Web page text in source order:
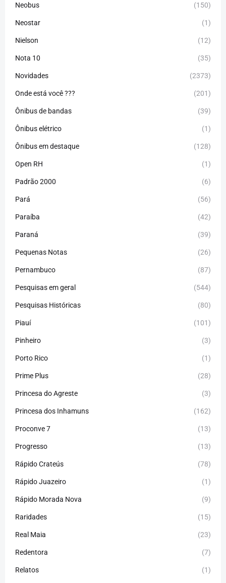
Neobus (150)
Neostar (1)
Nielson (12)
Nota 10 (35)
Novidades (2373)
Onde está você ??? (201)
Ônibus de bandas (39)
Ônibus elétrico (1)
Ônibus em destaque (128)
Open RH (1)
Padrão 2000 (6)
Pará (56)
Paraíba (42)
Paraná (39)
Pequenas Notas (26)
Pernambuco (87)
Pesquisas em geral (544)
Pesquisas Históricas (80)
Piauí (101)
Pinheiro (3)
Porto Rico (1)
Prime Plus (28)
Princesa do Agreste (3)
Princesa dos Inhamuns (162)
Proconve 7 (13)
Progresso (13)
Rápido Crateús (78)
Rápido Juazeiro (1)
Rápido Morada Nova (9)
Raridades (15)
Real Maia (23)
Redentora (7)
Relatos (1)